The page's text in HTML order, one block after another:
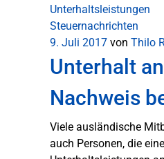
Unterhaltsleistungen
Steuernachrichten
9. Juli 2017 von Thilo
Unterhalt
Nachweis
Viele ausländische
auch Personen, die